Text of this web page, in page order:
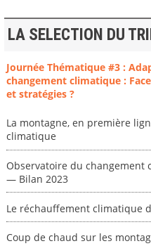
LA SELECTION DU
Journée Thématique #3 :
changement climatique :
et stratégies ?
La montagne, en première
climatique
Observatoire du changement
— Bilan 2023
Le réchauffement climatique
Coup de chaud sur les